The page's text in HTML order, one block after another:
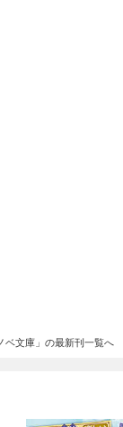
ベ文庫」の最新刊一覧へ